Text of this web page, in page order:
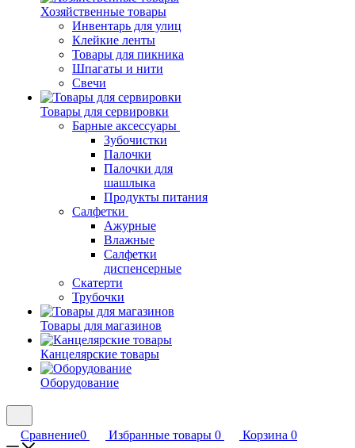
Хозяйственные товары
Инвентарь для улиц
Клейкие ленты
Товары для пикника
Шпагаты и нити
Свечи
Товары для сервировки
Барные аксессуары
Зубочистки
Палочки
Палочки для
шашлыка
Продукты питания
Салфетки
Ажурные
Влажные
Салфетки
диспенсерные
Скатерти
Трубочки
Товары для магазинов
Канцелярские товары
Оборудование
Сравнение0 Избранные товары 0 Корзина 0